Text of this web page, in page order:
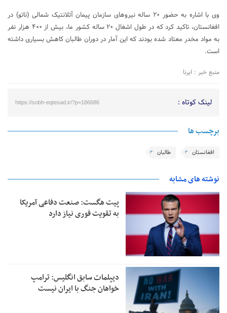
وی با اشاره به حضور ۲۰ ساله نیروهای سازمان پیمان آتلانتیک شمالی (ناتو) در
افغانستان، تاکید کرد که در طول اشغال ۲۰ ساله کشور ما، بیش از ۴۰۰ هزار نفر
به مواد مخدر معتاد شده بودند که این آمار در دوران طالبان کاهش بسیاری داشته
است.
منبع خبر : ایرنا
لینک کوتاه : https://sobh-eqtesad.ir/?p=186686
برچسب ها
افغانستان طالبان
نوشته های مشابه
پیت هگست: صنعت دفاعی آمریکا
به تقویت فوری نیاز دارد
دیپلمات سابق انگلیس:‌ ترامپ
خواهان جنگ با ایران نیست